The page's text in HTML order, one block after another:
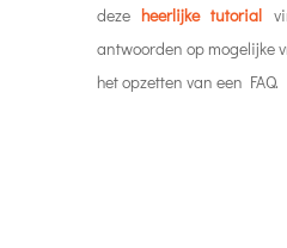
dezeheerlijke tutorial
antwoorden op mogelijke
het opzetten van een FAQ.